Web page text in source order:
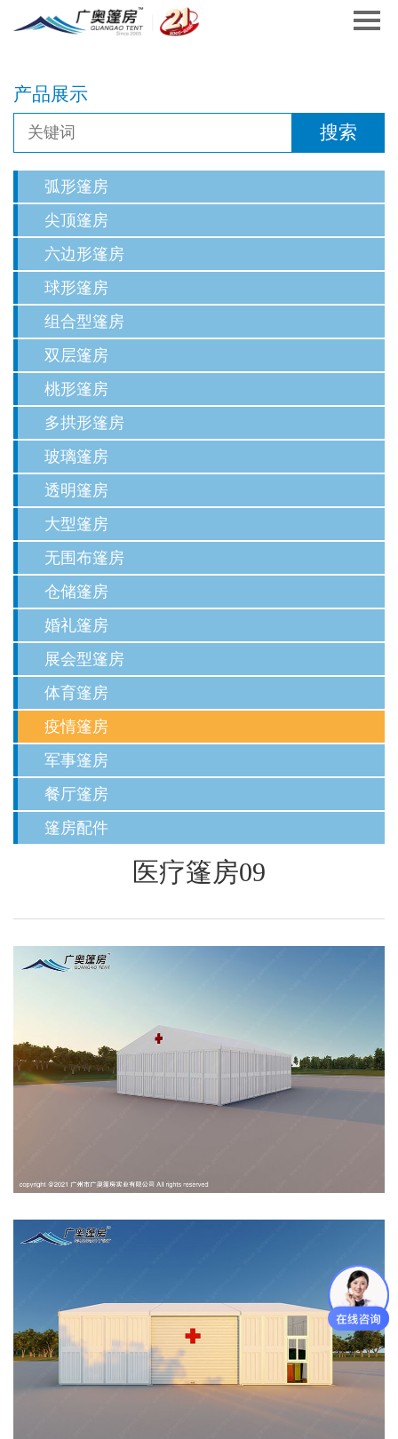
产品展示
弧形篷房
尖顶篷房
六边形篷房
球形篷房
组合型篷房
双层篷房
桃形篷房
多拱形篷房
玻璃篷房
透明篷房
大型篷房
无围布篷房
仓储篷房
婚礼篷房
展会型篷房
体育篷房
疫情篷房
军事篷房
餐厅篷房
篷房配件
医疗篷房09